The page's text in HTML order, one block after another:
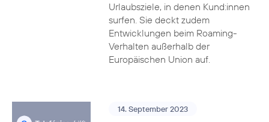
Urlaubsziele, in denen Kund:innen
surfen. Sie deckt zudem
Entwicklungen beim Roaming-
Verhalten außerhalb der
Europäischen Union auf.
14. September 2023